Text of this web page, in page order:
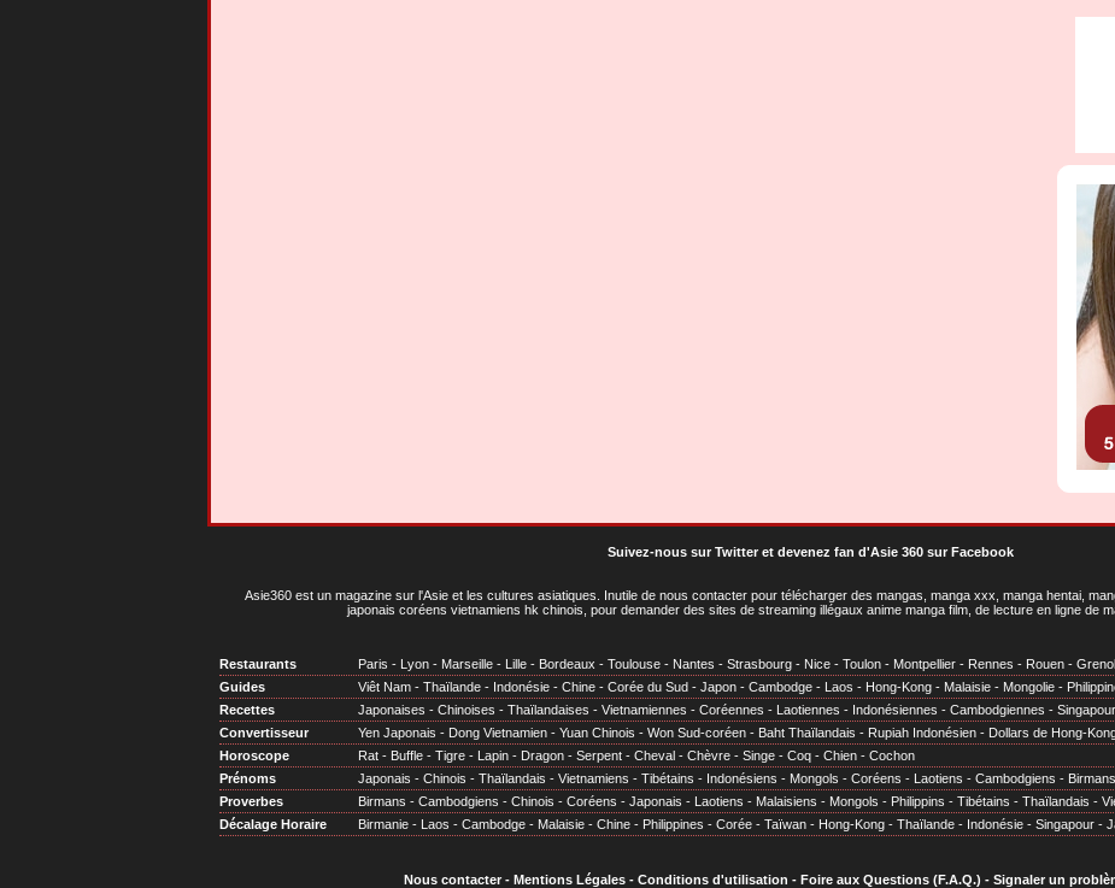
Suivez-nous sur Twitteret devenez fan d'Asie 360 sur Facebook
Asie360 est un magazine sur l'Asie et les cultures asiatiques . Inutile de nous contacter pour télécharger des mangas, manga xxx, manga hentai,
japonais coréens vietnamiens hk chinois, pour demander des sites de streaming illégaux anime manga film, de lecture en ligne de
Restaurants Paris - Lyon - Marseille - Lille - Bordeaux - Toulouse - Nantes - Strasbourg - Nice - Toulon - Montpellier - Rennes - Rouen -
Guides
Viêt Nam - Thaïlande - Indonésie - Chine - Corée du Sud - Japon - Cambodge - Laos - Hong-Kong - Malaisie - Mongolie -
Recettes
Japonaises - Chinoises - Thaïlandaises - Vietnamiennes - Coréennes - Laotiennes - Indonésiennes - Cambodgiennes -
Convertisseur
Yen Japonais - Dong Vietnamien - Yuan Chinois - Won Sud-coréen - Baht Thaïlandais - Rupiah Indonésien - Dollars de Hong-
Horoscope
Rat - Buffle - Tigre - Lapin - Dragon - Serpent - Cheval - Chèvre - Singe - Coq - Chien - Cochon
Prénoms
Japonais - Chinois - Thaïlandais - Vietnamiens - Tibétains - Indonésiens - Mongols - Coréens - Laotiens - Cambodgiens - Birmans
Proverbes
Birmans - Cambodgiens - Chinois - Coréens - Japonais - Laotiens - Malaisiens - Mongols - Philippins - Tibétains - Thaïlandais -
Décalage Horaire
Birmanie - Laos - Cambodge - Malaisie - Chine - Philippines - Corée - Taïwan - Hong-Kong - Thaïlande - Indonésie - Singapour -
Nous contacter- Mentions Légales- Conditions d'utilisation - Foire aux Questions (F.A.Q.) - Signaler un